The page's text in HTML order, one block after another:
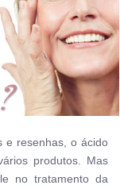
e resenhas, o ácido
produtos. Mas
no tratamento da